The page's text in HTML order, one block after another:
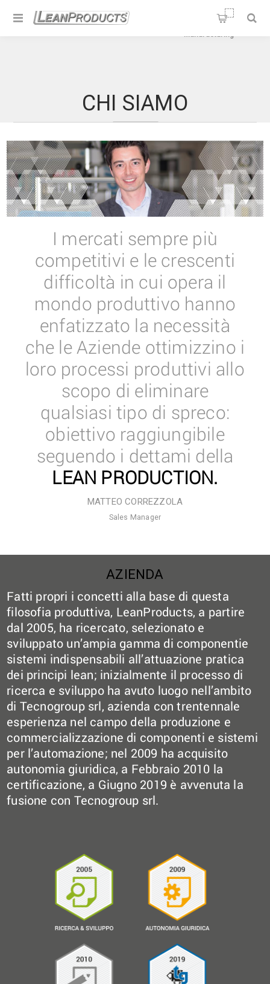
Soluzioni per la Lean
Manufacturing
CHI SIAMO
I mercati sempre più
competitivi e le crescenti
difficoltà in cui opera il
mondo produttivo hanno
enfatizzato la necessità
che le Aziende ottimizzino i
loro processi produttivi allo
scopo di eliminare
qualsiasi tipo di spreco:
obiettivo raggiungibile
seguendo i dettami della
LEAN PRODUCTION.
MATTEO CORREZZOLA
Sales Manager
AZIENDA
Fatti propri i concetti alla base di questa
filosofia produttiva, LeanProducts, a partire
dal 2005, ha ricercato, selezionato e
sviluppato un’ampia gamma di componentie
sistemi indispensabili all’attuazione pratica
dei principi lean; inizialmente il processo di
ricerca e sviluppo ha avuto luogo nell’ambito
di Tecnogroup srl, azienda con trentennale
esperienza nel campo della produzione e
commercializzazione di componenti e sistemi
per l’automazione; nel 2009 ha acquisito
autonomia giuridica, a Febbraio 2010 la
certificazione, a Giugno 2019 è avvenuta la
fusione con Tecnogroup srl.